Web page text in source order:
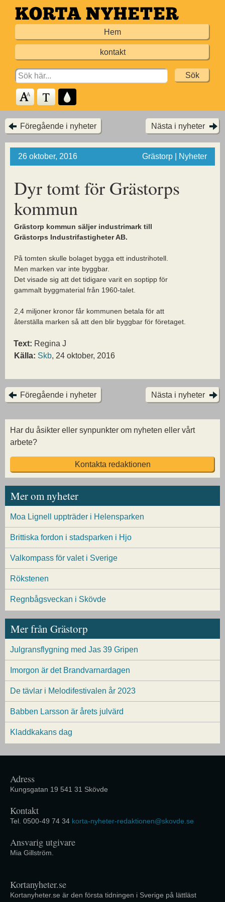
Hoppa
till
Hem
kontakt
Search
for:
Föregående i nyheter Nästa i nyheter
26 oktober, 2016 Grästorp | Nyheter
Dyr tomt för Grästorps
kommun
Grästorp kommun säljer industrimark till
Grästorps Industrifastigheter AB.
På tomten skulle bolaget bygga ett industrihotell.
Men marken var inte byggbar.
Det visade sig att det tidigare varit en soptipp för
gammalt byggmaterial från 1960-talet.
2,4 miljoner kronor får kommunen betala för att
återställa marken så att den blir byggbar för företaget.
Text: Regina J
Källa: Skb, 24 oktober, 2016
Föregående i nyheter Nästa i nyheter
Har du åsikter eller synpunkter om nyheten eller vårt
arbete?
Kontakta redaktionen
Mer om nyheter
Moa Lignell uppträder i Helensparken
Brittiska fordon i stadsparken i Hjo
Valkompass för valet i Sverige
Rökstenen
Regnbågsveckan i Skövde
Mer från Grästorp
Julgransflygning med Jas 39 Gripen
Imorgon är det Brandvarnardagen
De tävlar i Melodifestivalen år 2023
Babben Larsson är årets julvärd
Kladdkakans dag
Adress
Kungsgatan 19 541 31 Skövde
Kontakt
Tel. 0500-49 74 34 korta-nyheter-redaktionen@skovde.se
Ansvarig utgivare
Mia Gillström.
Kortanyheter.se
Kortanyheter.se är den första tidningen i Sverige på lättläst